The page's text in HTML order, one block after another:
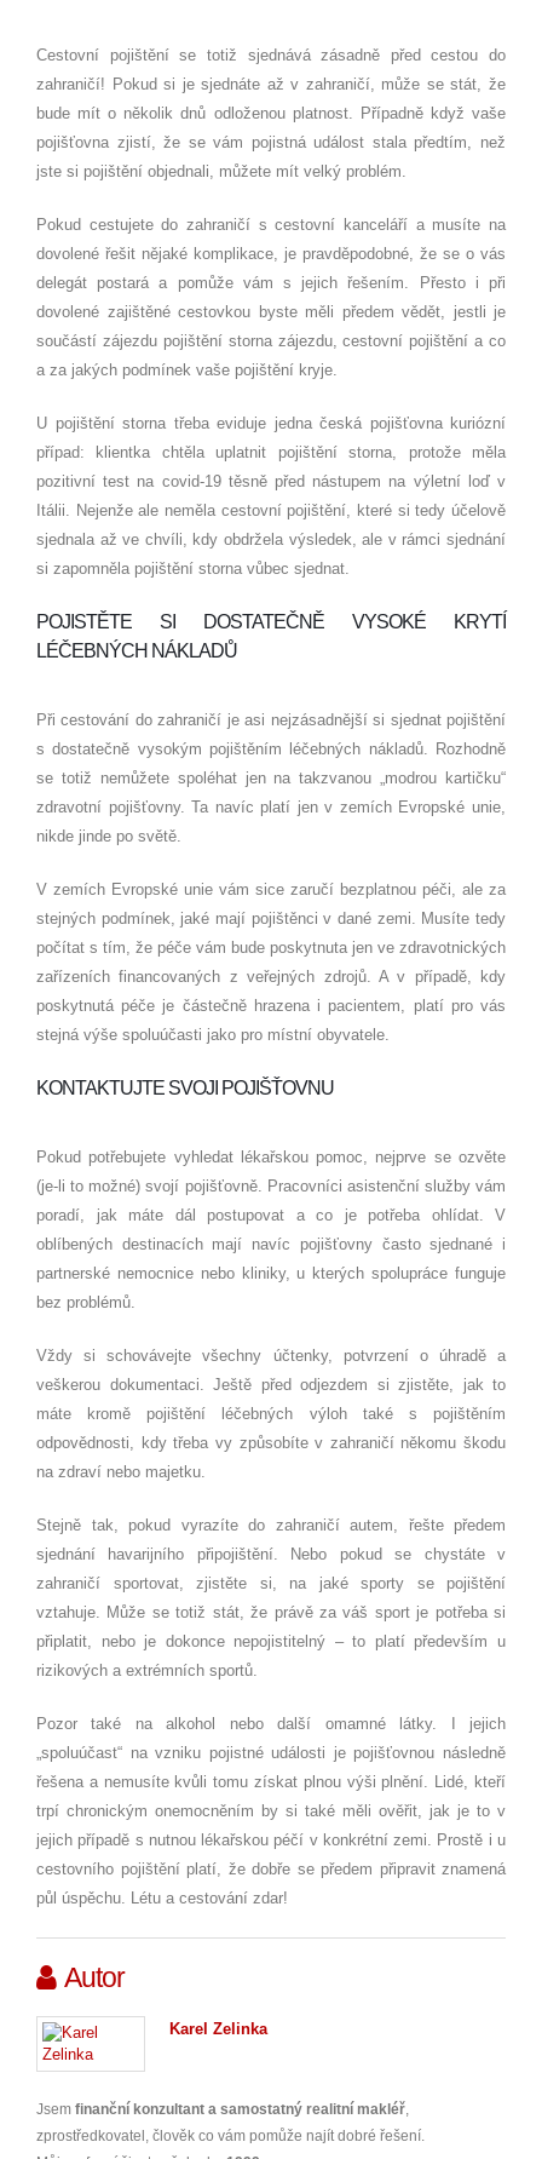
Cestovní pojištění se totiž sjednává zásadně před cestou do
zahraničí! Pokud si je sjednáte až v zahraničí, může se stát, že
bude mít o několik dnů odloženou platnost. Případně když vaše
pojišťovna zjistí, že se vám pojistná událost stala předtím, než
jste si pojištění objednali, můžete mít velký problém.
Pokud cestujete do zahraničí s cestovní kanceláří a musíte na
dovolené řešit nějaké komplikace, je pravděpodobné, že se o vás
delegát postará a pomůže vám s jejich řešením. Přesto i při
dovolené zajištěné cestovkou byste měli předem vědět, jestli je
součástí zájezdu pojištění storna zájezdu, cestovní pojištění a co
a za jakých podmínek vaše pojištění kryje.
U pojištění storna třeba eviduje jedna česká pojišťovna kuriózní
případ: klientka chtěla uplatnit pojištění storna, protože měla
pozitivní test na covid­‑19 těsně před nástupem na výletní loď v
Itálii. Nejenže ale neměla cestovní pojištění, které si tedy účelově
sjednala až ve chvíli, kdy obdržela výsledek, ale v rámci sjednání
si zapomněla pojištění storna vůbec sjednat.
POJISTĚTE SI DOSTATEČNĚ VYSOKÉ KRYTÍ
LÉČEBNÝCH NÁKLADŮ
Při cestování do zahraničí je asi nejzásadnější si sjednat pojištění
s dostatečně vysokým pojištěním léčebných nákladů. Rozhodně
se totiž nemůžete spoléhat jen na takzvanou „modrou kartičku“
zdravotní pojišťovny. Ta navíc platí jen v zemích Evropské unie,
nikde jinde po světě.
V zemích Evropské unie vám sice zaručí bezplatnou péči, ale za
stejných podmínek, jaké mají pojištěnci v dané zemi. Musíte tedy
počítat s tím, že péče vám bude poskytnuta jen ve zdravotnických
zařízeních financovaných z veřejných zdrojů. A v případě, kdy
poskytnutá péče je částečně hrazena i pacientem, platí pro vás
stejná výše spoluúčasti jako pro místní obyvatele.
KONTAKTUJTE SVOJI POJIŠŤOVNU
Pokud potřebujete vyhledat lékařskou pomoc, nejprve se ozvěte
(je­‑li to možné) svojí pojišťovně. Pracovníci asistenční služby vám
poradí, jak máte dál postupovat a co je potřeba ohlídat. V
oblíbených destinacích mají navíc pojišťovny často sjednané i
partnerské nemocnice nebo kliniky, u kterých spolupráce funguje
bez problémů.
Vždy si schovávejte všechny účtenky, potvrzení o úhradě a
veškerou dokumentaci. Ještě před odjezdem si zjistěte, jak to
máte kromě pojištění léčebných výloh také s pojištěním
odpovědnosti, kdy třeba vy způsobíte v zahraničí někomu škodu
na zdraví nebo majetku.
Stejně tak, pokud vyrazíte do zahraničí autem, řešte předem
sjednání havarijního připojištění. Nebo pokud se chystáte v
zahraničí sportovat, zjistěte si, na jaké sporty se pojištění
vztahuje. Může se totiž stát, že právě za váš sport je potřeba si
připlatit, nebo je dokonce nepojistitelný – to platí především u
rizikových a extrémních sportů.
Pozor také na alkohol nebo další omamné látky. I jejich
„spoluúčast“ na vzniku pojistné události je pojišťovnou následně
řešena a nemusíte kvůli tomu získat plnou výši plnění. Lidé, kteří
trpí chronickým onemocněním by si také měli ověřit, jak je to v
jejich případě s nutnou lékařskou péčí v konkrétní zemi. Prostě i u
cestovního pojištění platí, že dobře se předem připravit znamená
půl úspěchu. Létu a cestování zdar!
Autor
Karel Zelinka
Jsem finanční konzultant a samostatný realitní makléř
zprostředkovatel, člověk co vám pomůže najít dobré řešení.